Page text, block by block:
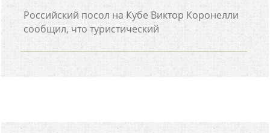
Российский посол на Кубе Виктор Коронелли
сообщил, что туристический